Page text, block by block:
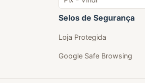
Selos de Segurança
Loja Protegida
Google Safe Browsing